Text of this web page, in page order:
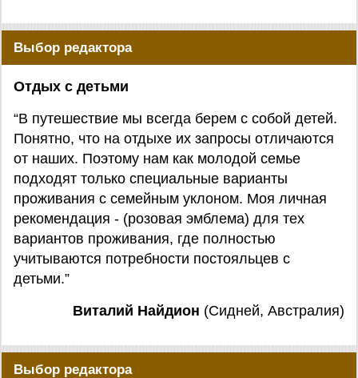
Выбор редактора
Отдых с детьми
“В путешествие мы всегда берем с собой детей.
Понятно, что на отдыхе их запросы отличаются
от наших. Поэтому нам как молодой семье
подходят только специальные варианты
проживания с семейным уклоном. Моя личная
рекомендация - (розовая эмблема) для тех
вариантов проживания, где полностью
учитываются потребности постояльцев с
детьми.”
Виталий Найдион (Сидней, Австралия)
Выбор редактора